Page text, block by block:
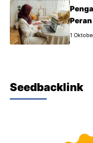
Tahu
1
Seedbacklink